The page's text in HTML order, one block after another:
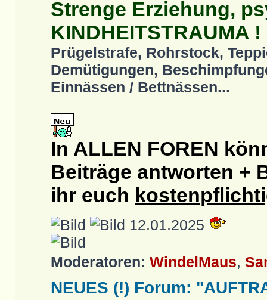
Strenge Erziehung,
KINDHEITSTRAUMA !
Prügelstrafe, Rohrstock,
Demütigungen,
Einnässen / Bettnässen...
In ALLEN FOREN
Beiträge antworten +
ihr euch
12.01.2025
Moderatoren: WindelMaus,
NEUES (!) Forum: